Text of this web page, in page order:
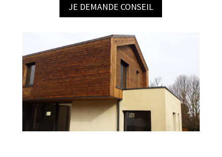
JE DEMANDE CONSEIL